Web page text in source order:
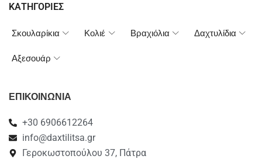
ΚΑΤΗΓΟΡΙΕΣ
Σκουλαρίκια Κολιέ Βραχιόλια Δαχτυλίδια
Αξεσουάρ
ΕΠΙΚΟΙΝΩΝΙΑ
+30 6906612264
info@daxtilitsa.gr
Γεροκωστοπούλου 37, Πάτρα